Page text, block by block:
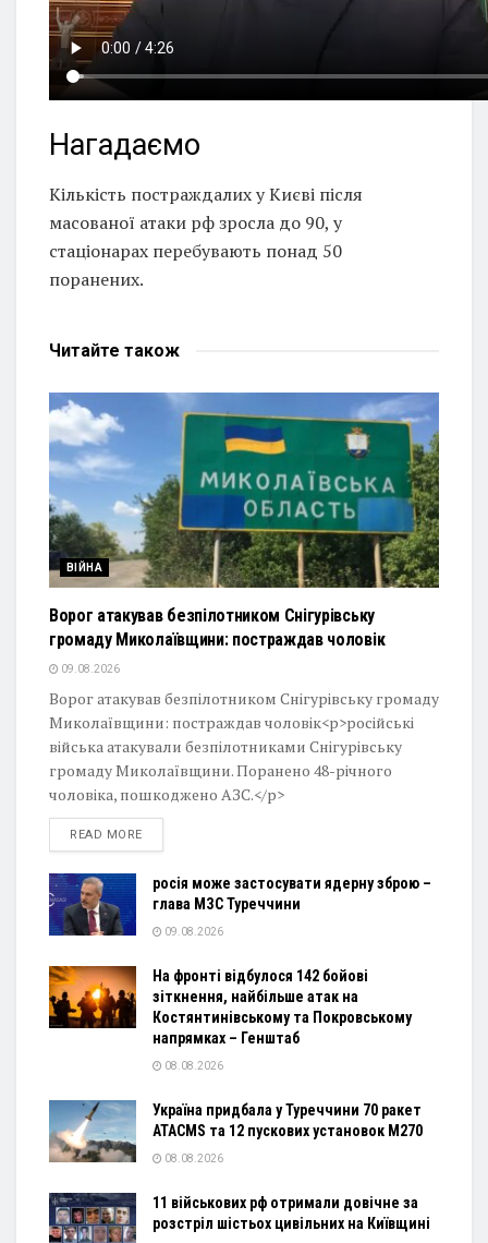
Нагадаємо
Кількість постраждалих у Києві після
масованої атаки рф зросла до 90, у
стаціонарах перебувають понад 50
поранених.
Читайте також
ВІЙНА
Ворог атакував безпілотником Снігурівську
громаду Миколаївщини: постраждав чоловік
09.08.2026
Ворог атакував безпілотником Снігурівську громаду
Миколаївщини: постраждав чоловік<p>російські
війська атакували безпілотниками Снігурівську
громаду Миколаївщини. Поранено 48-річного
чоловіка, пошкоджено АЗС.</p>
READ MOREDETAILS
росія може застосувати ядерну зброю –
глава МЗС Туреччини
09.08.2026
На фронті відбулося 142 бойові
зіткнення, найбільше атак на
Костянтинівському та Покровському
напрямках – Генштаб
08.08.2026
Україна придбала у Туреччини 70 ракет
ATACMS та 12 пускових установок M270
08.08.2026
11 військових рф отримали довічне за
розстріл шістьох цивільних на Київщині